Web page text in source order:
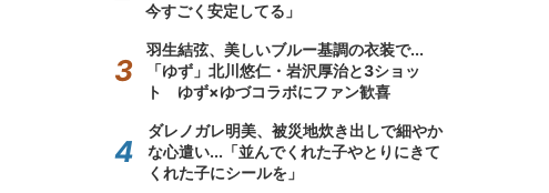
今すごく安定してる」
羽生結弦、美しいブルー基調の衣装で...
「ゆず」北川悠仁・岩沢厚治と3ショッ
ト ゆず×ゆづコラボにファン歓喜
ダレノガレ明美、被災地炊き出しで細やか
な心遣い...「並んでくれた子やとりにきて
くれた子にシールを」